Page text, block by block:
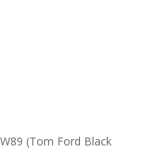
(Tom Ford Black